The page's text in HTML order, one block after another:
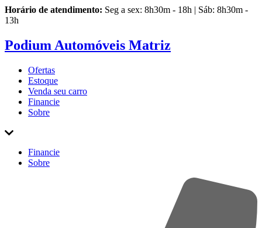
Horário de atendimento: Seg a sex: 8h30m - 18h | Sáb: 8h30m -
13h
Podium Automóveis Matriz
Ofertas
Estoque
Venda seu carro
Financie
Sobre
Financie
Sobre